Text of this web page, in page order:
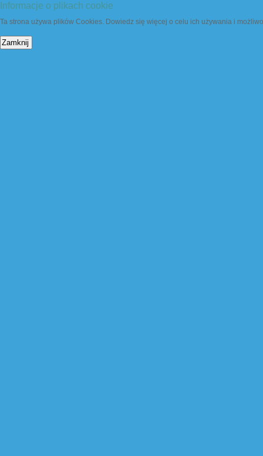
Informacje o plikach cookie
Ta strona używa plików Cookies. Dowiedz się więcej o celu ich używania i